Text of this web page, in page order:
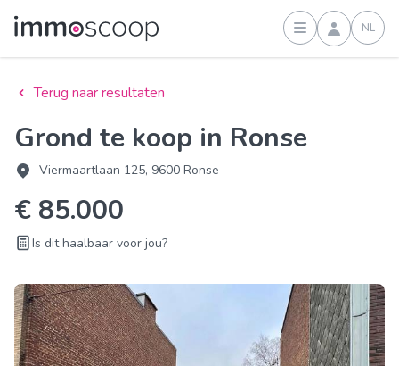
Inloggen
NL
Terug naar resultaten
Grond te koop in Ronse
Viermaartlaan 125, 9600 Ronse
€ 85.000
Is dit haalbaar voor jou?